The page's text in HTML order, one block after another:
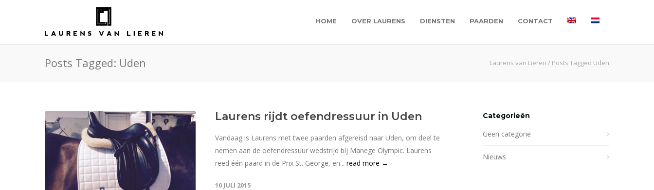
HOME OVER LAURENS DIENSTEN PAARDEN CONTACT
Posts Tagged: Uden Laurens van Lieren / Posts Tagged Uden
Laurens rijdt oefendressuur in Uden
Vandaag is Laurens met twee paarden afgereisd naar Uden, om deel te
nemen aan de oefendressuur wedstrijd bij Manege Olympic. Laurens
reed één paard in de Prix St. George, en... read more →
10 JULI 2015
Categorieën
Geen categorie
Nieuws